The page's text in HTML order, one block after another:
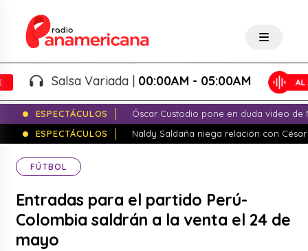
Salsa Variada |00:00AM - 05:00AM
ESPECTÁCULOS
Óscar Custodio pone en duda video de
ESPECTÁCULOS
Naldy Saldaña niega relación con
FÚTBOL
Entradas para el partido Perú-
Colombia saldrán a la venta el 24 de
mayo